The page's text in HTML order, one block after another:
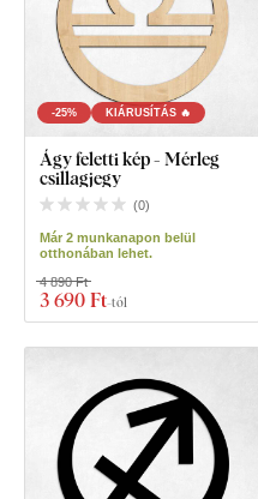
-25% KIÁRUSÍTÁS 🔥
Ágy feletti kép - Mérleg
csillagjegy
(0)
Már 2 munkanapon belül
otthonában lehet.
3 690 Ft-tól
4 890 Ft